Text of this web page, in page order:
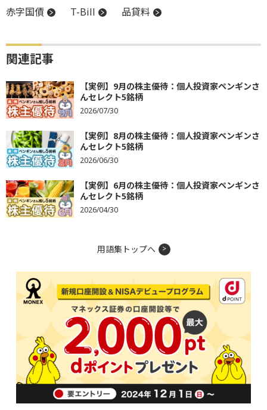
赤字国債 T-Bill 品貸料
関連記事
【実例】9月の株主優待：個人投資家ペンギンさ
んセレクト5銘柄
2026/07/30
【実例】8月の株主優待：個人投資家ペンギンさ
んセレクト5銘柄
2026/06/30
【実例】6月の株主優待：個人投資家ペンギンさ
んセレクト5銘柄
2026/04/30
用語集トップへ